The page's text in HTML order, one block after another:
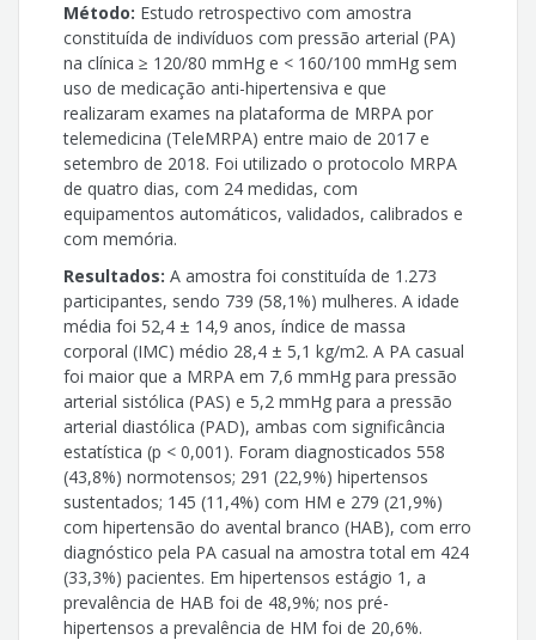
Método: Estudo retrospectivo com amostra
constituída de indivíduos com pressão arterial (PA)
na clínica ≥ 120/80 mmHg e < 160/100 mmHg sem
uso de medicação anti-hipertensiva e que
realizaram exames na plataforma de MRPA por
telemedicina (TeleMRPA) entre maio de 2017 e
setembro de 2018. Foi utilizado o protocolo MRPA
de quatro dias, com 24 medidas, com
equipamentos automáticos, validados, calibrados e
com memória.
Resultados: A amostra foi constituída de 1.273
participantes, sendo 739 (58,1%) mulheres. A idade
média foi 52,4 ± 14,9 anos, índice de massa
corporal (IMC) médio 28,4 ± 5,1 kg/m2. A PA casual
foi maior que a MRPA em 7,6 mmHg para pressão
arterial sistólica (PAS) e 5,2 mmHg para a pressão
arterial diastólica (PAD), ambas com significância
estatística (p < 0,001). Foram diagnosticados 558
(43,8%) normotensos; 291 (22,9%) hipertensos
sustentados; 145 (11,4%) com HM e 279 (21,9%)
com hipertensão do avental branco (HAB), com erro
diagnóstico pela PA casual na amostra total em 424
(33,3%) pacientes. Em hipertensos estágio 1, a
prevalência de HAB foi de 48,9%; nos pré-
hipertensos a prevalência de HM foi de 20,6%.